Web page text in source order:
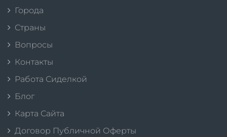
Города
Страны
Вопросы
Контакты
Работа Сиделкой
Блог
Карта Сайта
Договор Публичной Оферты